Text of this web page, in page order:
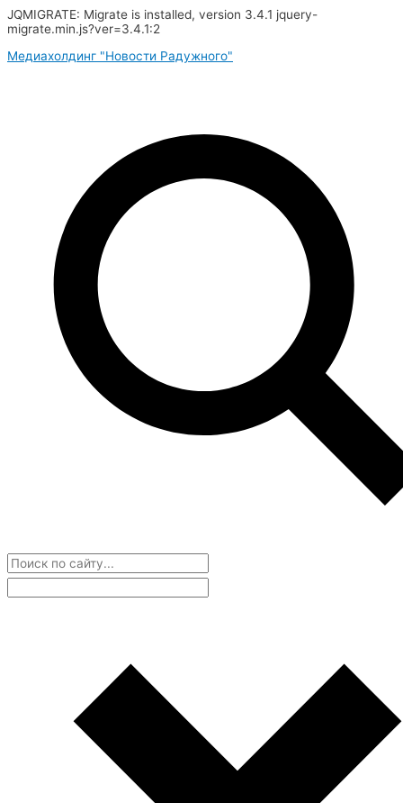
JQMIGRATE: Migrate is installed, version 3.4.1 jquery-
migrate.min.js?ver=3.4.1:2
Перейти
Медиахолдинг "Новости Радужного"